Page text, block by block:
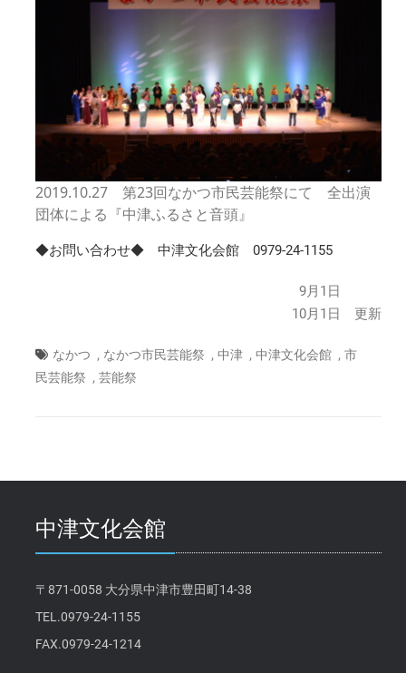
月
（日）
は
2019.10.27 第23回なかつ市民芸能祭にて 全出演
団体による『中津ふるさと音頭』
◆お問い合わせ◆ 中津文化会館 0979-24-1155
9月1日
10月1日 更新
なかつ , なかつ市民芸能祭 , 中津 , 中津文化会館 , 市
民芸能祭 , 芸能祭
中津文化会館
〒871-0058 大分県中津市豊田町14-38
TEL.0979-24-1155
FAX.0979-24-1214